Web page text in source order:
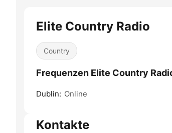
Elite Country Radio
Country
Frequenzen Elite Country
Dublin: Online
Kontakte